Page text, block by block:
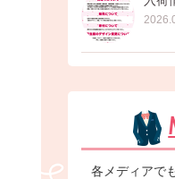
各メディアで